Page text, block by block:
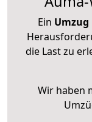
Ein Umzug
die Last zu
Wir haben